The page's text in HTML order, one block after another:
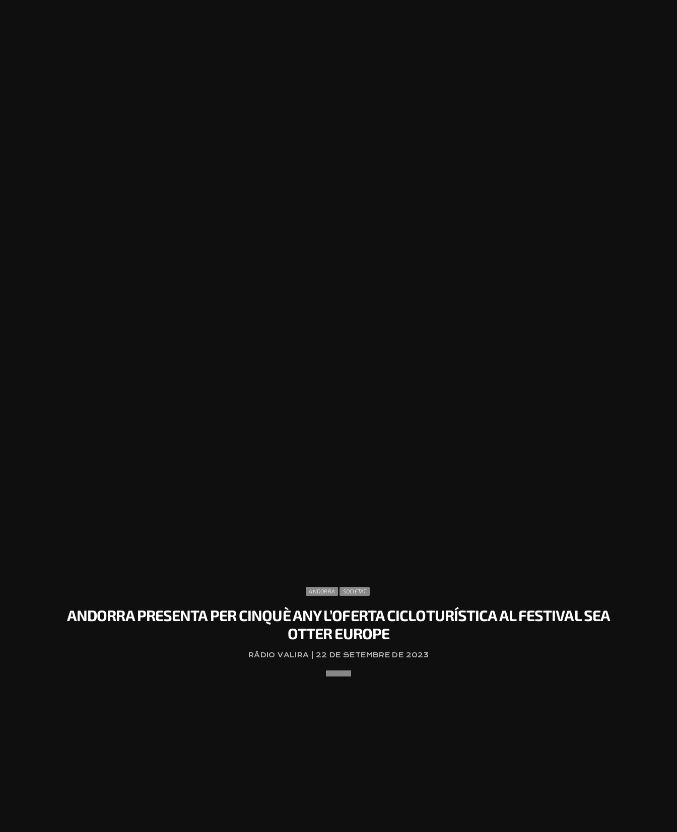
ANDORRA SOCIETAT
ANDORRA PRESENTA PER CINQUÈ ANY L’OFERTA CICLOTURÍSTICA AL FESTIVAL SEA
OTTER EUROPE
RÀDIO VALIRA | 22 DE SETEMBRE DE 2023